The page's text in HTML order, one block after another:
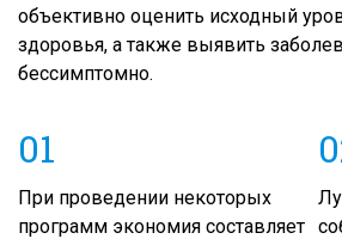
объективно оценить исходный
здоровья, а также выявить
бессимптомно.
01
При проведении некоторых
программ экономия составляет